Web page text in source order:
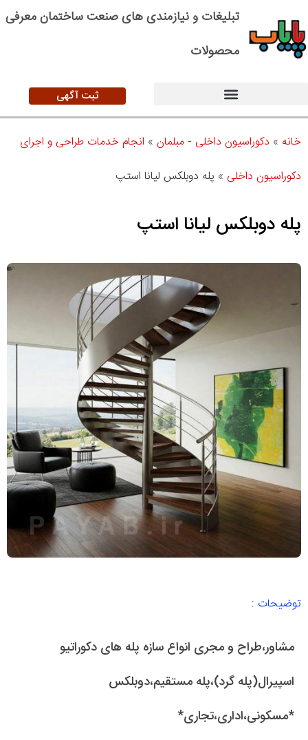
تبلیغات و نیازمندی های صنعت ساختمان معرفی
محصولات
ثبت آگهی
خانه » دکوراسیون داخلی - مبلمان » انجام خدمات طراحی و اجرای
دکوراسیون داخلی » پله دوبلکس لیانا استپ
پله دوبلکس لیانا استپ
توضیحات :
مشاور،طراح و مجری انواع سازه پله های دکوراتیو
اسپیرال(پله گرد)،پله مستقیم،دوبلکس
*مسکونی،اداری،تجاری*